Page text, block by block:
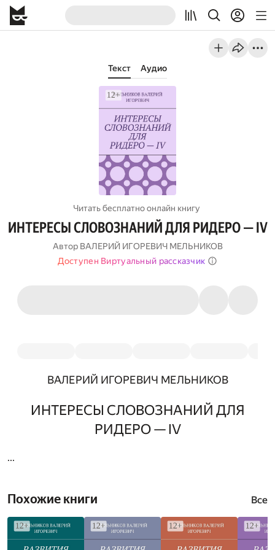
Текст Аудио
Читать бесплатно онлайн книгу
ИНТЕРЕСЫ СЛОВОЗНАНИЙ ДЛЯ РИДЕРО — IV
Автор ВАЛЕРИЙ ИГОРЕВИЧ МЕЛЬНИКОВ
Доступен Виртуальный рассказчик
ВАЛЕРИЙ ИГОРЕВИЧ МЕЛЬНИКОВ
ИНТЕРЕСЫ СЛОВОЗНАНИЙ ДЛЯ
РИДЕРО — IV
...
Похожие книги Все